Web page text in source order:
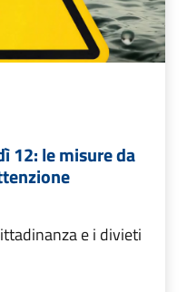
12: le misure da
e i divieti